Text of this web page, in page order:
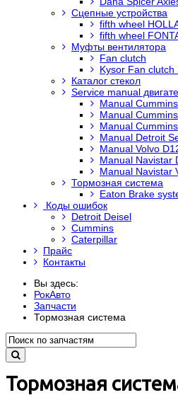
Сцепные устройства
fifth wheel
fifth wheel
Муфты вентилятора
Fan clutch
Kysor Fan clutch
Каталог стекол
Service manual
Manual
Manual
Manual
Manual Detroit
Manual Volvo
Manual Navistar
Manual Navistar
Тормозная система
Eaton Brake
Коды ошибок
Detroit Deisel
Cummins
Caterpillar
Прайс
Контакты
Вы здесь:
РокАвто
Запчасти
Тормозная система
Тормозная